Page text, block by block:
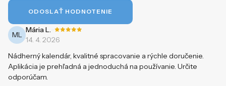
ODOSLAŤ HODNOTENIE
ML
Mária L.
14. 4. 2026
Nádherný kalendár, kvalitné spracovanie a rýchle doručenie.
Aplikácia je prehľadná a jednoduchá na používanie. Určite
odporúčam.